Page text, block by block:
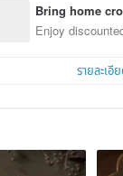
Bring home
n with ease
Enjoy
รายละเอี